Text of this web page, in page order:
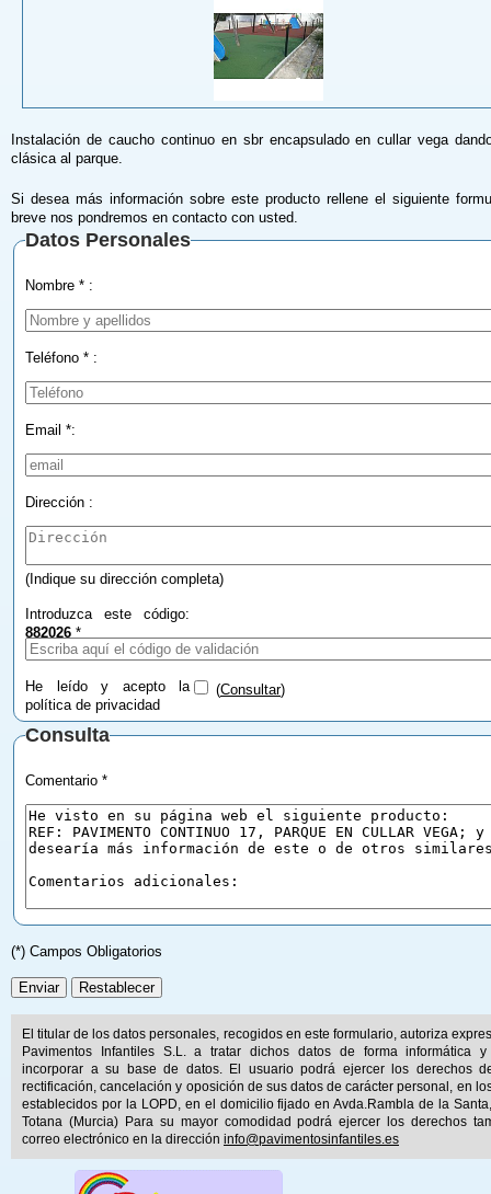
Instalación de caucho continuo en sbr encapsulado en cullar vega
clásica al parque.
Si desea más información sobre este producto rellene el siguiente
breve nos pondremos en contacto con usted.
Datos Personales
Nombre * :
Teléfono * :
Email *:
Dirección :
(Indique su dirección completa)
Introduzca este código:
882026 *
He leído y acepto la
política de privacidad
(Consultar)
Consulta
Comentario *
(*) Campos Obligatorios
El titular de los datos personales, recogidos en este formulario, autoriza
Pavimentos Infantiles S.L. a tratar dichos datos de forma informática y
incorporar a su base de datos. El usuario podrá ejercer los derechos
rectificación, cancelación y oposición de sus datos de carácter personal, en
establecidos por la LOPD, en el domicilio fijado en Avda.Rambla de la
Totana (Murcia) Para su mayor comodidad podrá ejercer los derechos
correo electrónico en la dirección info@pavimentosinfantiles.es